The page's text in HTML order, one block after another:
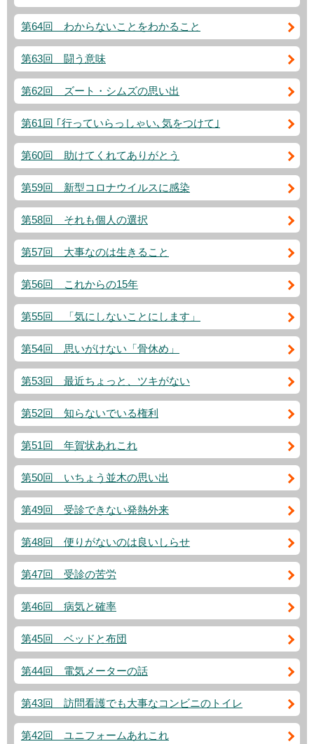
第64回 わからないことをわかること
第63回 闘う意味
第62回 ズート・シムズの思い出
第61回 ｢行っていらっしゃい､気をつけて｣
第60回 助けてくれてありがとう
第59回 新型コロナウイルスに感染
第58回 それも個人の選択
第57回 大事なのは生きること
第56回 これからの15年
第55回 「気にしないことにします」
第54回 思いがけない「骨休め」
第53回 最近ちょっと、ツキがない
第52回 知らないでいる権利
第51回 年賀状あれこれ
第50回 いちょう並木の思い出
第49回 受診できない発熱外来
第48回 便りがないのは良いしらせ
第47回 受診の苦労
第46回 病気と確率
第45回 ベッドと布団
第44回 電気メーターの話
第43回 訪問看護でも大事なコンビニのトイレ
第42回 ユニフォームあれこれ